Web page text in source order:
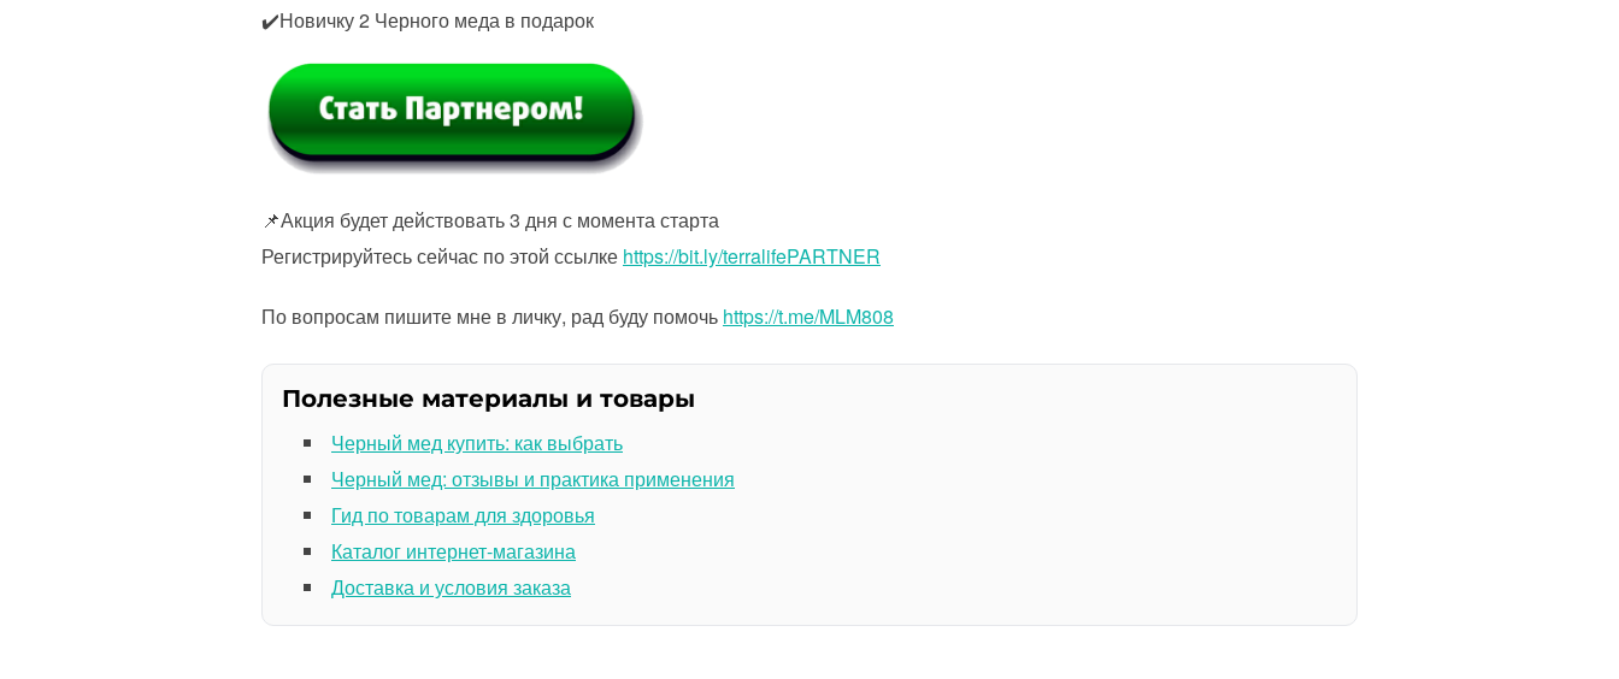
✔️Новичку 2 Черного меда в подарок
📌Акция будет действовать 3 дня с момента старта
Регистрируйтесь сейчас по этой ссылке https://bit.ly/terralifePARTNER
По вопросам пишите мне в личку, рад буду помочь https://t.me/MLM808
Полезные материалы и товары
Черный мед купить: как выбрать
Черный мед: отзывы и практика применения
Гид по товарам для здоровья
Каталог интернет-магазина
Доставка и условия заказа